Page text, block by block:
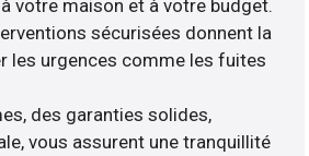
votre maison et à votre budget.
sécurisées donnent la
les urgences comme les fuites
des garanties solides,
vous assurent une tranquillité